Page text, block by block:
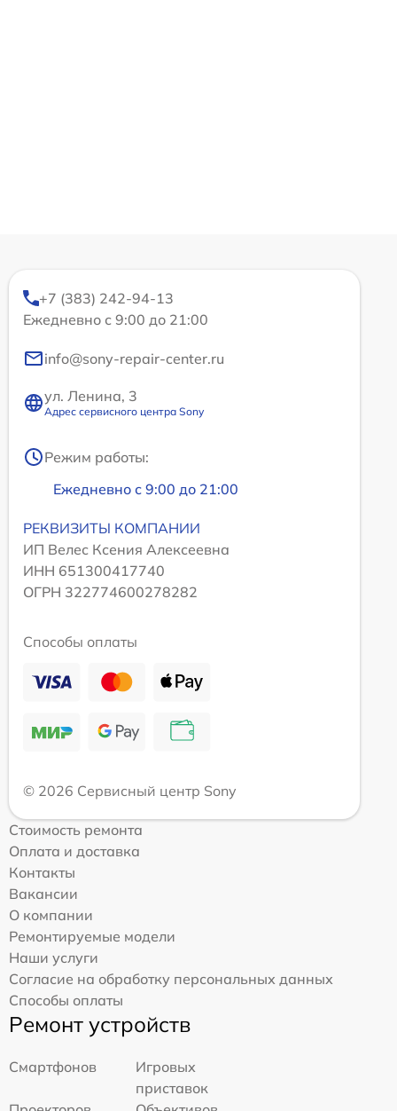
+7 (383) 242-94-13
Ежедневно с 9:00 до 21:00
info@sony-repair-center.ru
ул. Ленина, 3
Адрес сервисного центра Sony
Режим работы:
Ежедневно с 9:00 до 21:00
РЕКВИЗИТЫ КОМПАНИИ
ИП Велес Ксения Алексеевна
ИНН 651300417740
ОГРН 322774600278282
Способы оплаты
© 2026 Сервисный центр Sony
Стоимость ремонта
Оплата и доставка
Контакты
Вакансии
О компании
Ремонтируемые модели
Наши услуги
Согласие на обработку персональных данных
Способы оплаты
Ремонт устройств
Смартфонов
Игровых
приставок